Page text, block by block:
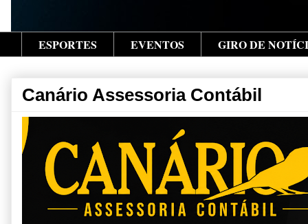
ESPORTES EVENTOS GIRO DE
Canário Assessoria Contábil